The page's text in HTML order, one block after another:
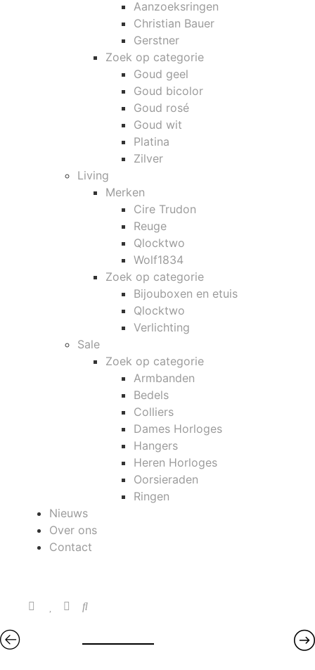
Aanzoeksringen
Christian Bauer
Gerstner
Zoek op categorie
Goud geel
Goud bicolor
Goud rosé
Goud wit
Platina
Zilver
Living
Merken
Cire Trudon
Reuge
Qlocktwo
Wolf1834
Zoek op categorie
Bijouboxen en etuis
Qlocktwo
Verlichting
Sale
Zoek op categorie
Armbanden
Bedels
Colliers
Dames Horloges
Hangers
Heren Horloges
Oorsieraden
Ringen
Nieuws
Over ons
Contact